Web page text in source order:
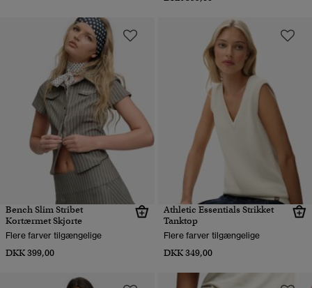
Bench Slim Stribet
Kortærmet Skjorte
Flere farver tilgængelige
DKK 399,00
Athletic Essentials Strikket
Tanktop
Flere farver tilgængelige
DKK 349,00